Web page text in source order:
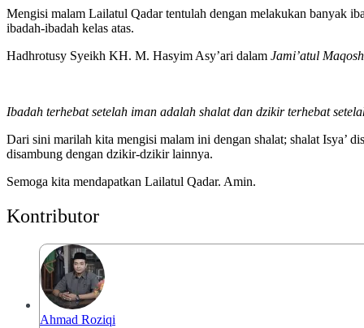
Mengisi malam Lailatul Qadar tentulah dengan melakukan banyak
ibadah-ibadah kelas atas.
Hadhrotusy Syeikh KH. M. Hasyim Asy’ari dalam Jami’atul
Ibadah terhebat setelah iman adalah shalat dan dzikir terhebat
Dari sini marilah kita mengisi malam ini dengan shalat; shalat Isya’
disambung dengan dzikir-dzikir lainnya.
Semoga kita mendapatkan Lailatul Qadar. Amin.
Kontributor
Ahmad Roziqi